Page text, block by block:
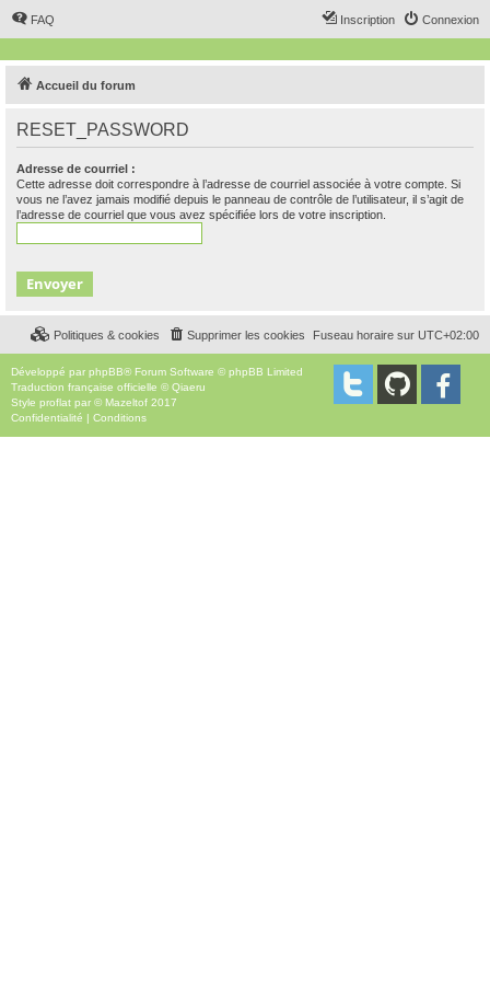
FAQ Connexion
Inscription
Accueil du forum
RESET_PASSWORD
Adresse de courriel :
Cette adresse doit correspondre à l’adresse de courriel associée à votre compte. Si
vous ne l’avez jamais modifié depuis le panneau de contrôle de l’utilisateur, il s’agit de
l’adresse de courriel que vous avez spécifiée lors de votre inscription.
Fuseau horaire sur UTC+02:00
Supprimer les cookies
Politiques & cookies
Développé par phpBB® Forum Software © phpBB Limited
Traduction française officielle ©Qiaeru
Style proflat par © Mazeltof 2017
Confidentialité | Conditions